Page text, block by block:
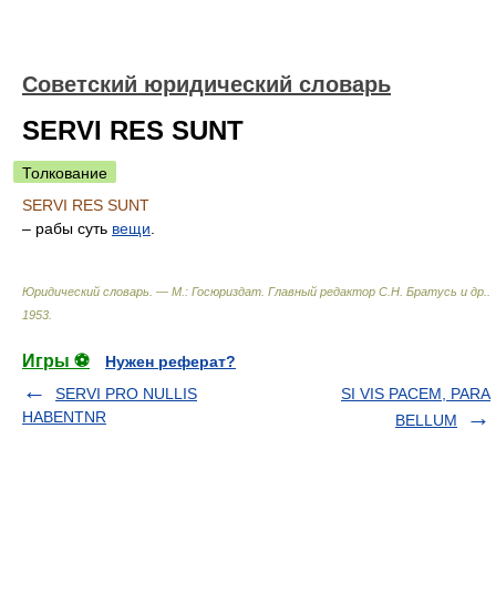
Советский юридический словарь
SERVI RES SUNT
Толкование
SERVI RES SUNT
– рабы суть вещи
Юридический словарь. — М.: Госюриздат Главный редактор С.Н. Братусь и др.
1953
Игры ⚽
Нужен реферат?
SERVI PRO NULLIS
HABENTNR
SI VIS PACEM, PARA
BELLUM